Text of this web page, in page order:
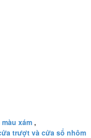
xám ,
trượt và cửa sổ nhôm